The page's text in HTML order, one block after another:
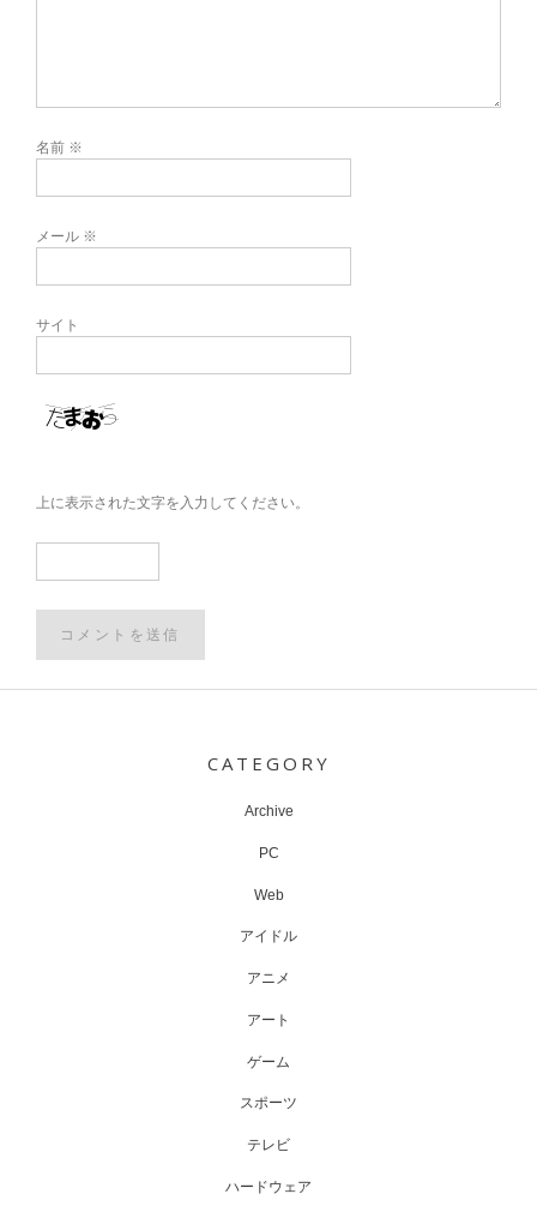
名前 ※
メール ※
サイト
上に表示された文字を入力してください。
CATEGORY
Archive
PC
Web
アイドル
アニメ
アート
ゲーム
スポーツ
テレビ
ハードウェア